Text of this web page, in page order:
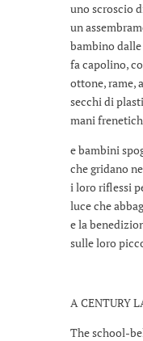
uno scroscio
un
bambino
fa capolino,
ottone, rame,
secchi di
mani
e bambini
che gridano
i loro riflessi
luce che
e la
sulle loro
A CENTURY
The school-